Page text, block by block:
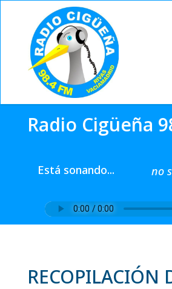
Radio Cigüeña
Está sonando...
no
RECOPILACIÓN